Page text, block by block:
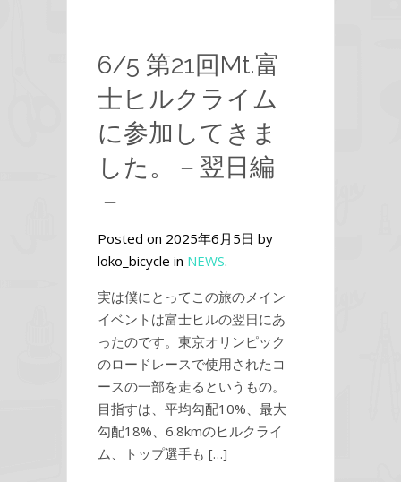
6/5 第21回Mt.富
士ヒルクライム
に参加してきま
した。－翌日編
－
Posted on 2025年6月5日 by
loko_bicycle in NEWS.
実は僕にとってこの旅のメイン
イベントは富士ヒルの翌日にあ
ったのです。東京オリンピック
のロードレースで使用されたコ
ースの一部を走るというもの。
目指すは、平均勾配10%、最大
勾配18%、6.8kmのヒルクライ
ム、トップ選手も […]